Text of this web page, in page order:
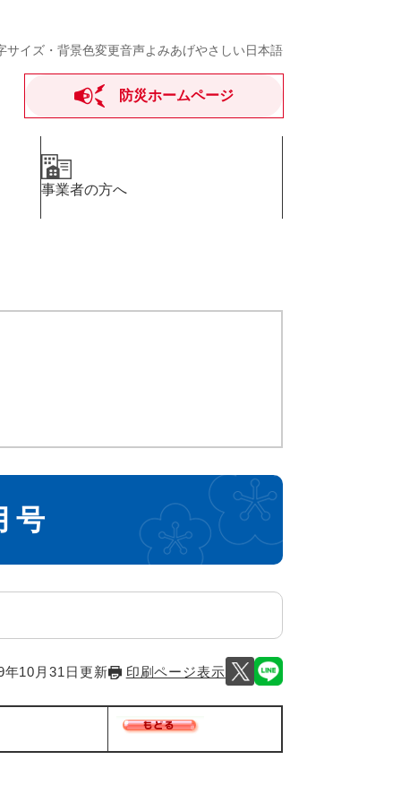
サイズ・背景色変更音声よみあげやさしい日本語
防災ホームページ
事業者の方へ
号
年10月31日更新 印刷ページ表示